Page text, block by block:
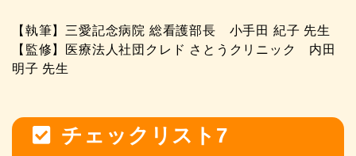
【執筆】三愛記念病院 総看護部長 小手田 紀子 先生
【監修】医療法人社団クレド さとうクリニック 内田
明子 先生
チェックリスト7